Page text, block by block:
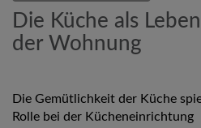
Die Küche als
der Wohnung
Die Gemütlichkeit der Küche
Rolle bei der Kücheneinrichtung